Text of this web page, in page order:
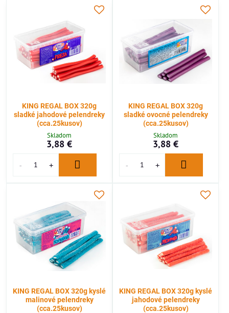
KING REGAL BOX 320g
sladké jahodové pelendreky
(cca.25kusov)
Skladom
3,88 €
KING REGAL BOX 320g
sladké ovocné pelendreky
(cca.25kusov)
Skladom
3,88 €
KING REGAL BOX 320g kyslé
malinové pelendreky
(cca.25kusov)
KING REGAL BOX 320g kyslé
jahodové pelendreky
(cca.25kusov)